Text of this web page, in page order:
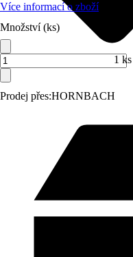
Prodej přes:HORNBACH
Více informací o zboží
Množství (ks)
1 ks